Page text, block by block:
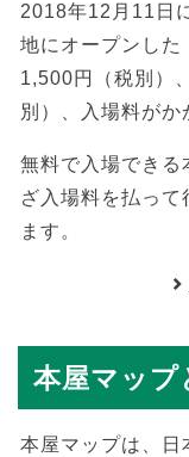
2018年12月11日
地にオープンし
1,500円（税別）
別）、入場料がか
無料で入場できる
ざ入場料を払って
ます。
本屋マップ
本屋マップは、日